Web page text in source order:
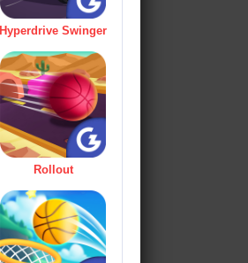
Hyperdrive Swinger
Rollout